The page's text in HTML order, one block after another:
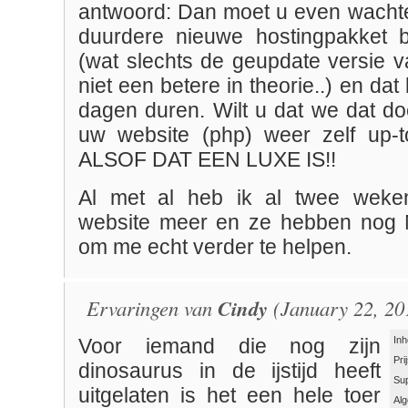
antwoord: Dan moet u even
duurdere nieuwe hostingpakket
(wat slechts de geupdate versie
niet een betere in theorie..) en dat
dagen duren. Wilt u dat we dat
uw website (php) weer zelf up-
ALSOF DAT EEN LUXE IS!!
Al met al heb ik al twee
website meer en ze hebben nog
om me echt verder te helpen.
Ervaringen van Cindy (January 22,
Voor iemand die nog zijn
dinosaurus in de ijstijd heeft
uitgelaten is het een hele toer